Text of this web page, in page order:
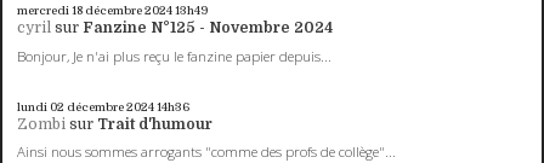
mercredi 18 décembre 202413h49
cyril sur Fanzine N°125 - Novembre 2024
Bonjour, Je n'ai plus reçu le fanzine papier depuis...
lundi 02 décembre 202414h36
Zombi sur Trait d'humour
Ainsi nous sommes arrogants "comme des profs de collège"...